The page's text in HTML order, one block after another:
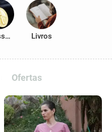
Acessórios Livros
Ofertas